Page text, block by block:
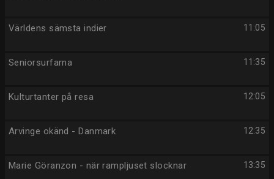
11:05
Världens sämsta indier
11:35
Seniorsurfarna
12:05
Kulturtanter på resa
12:35
Arvinge okänd - Danmark
13:35
Marie Göranzon - när rampljuset slocknar